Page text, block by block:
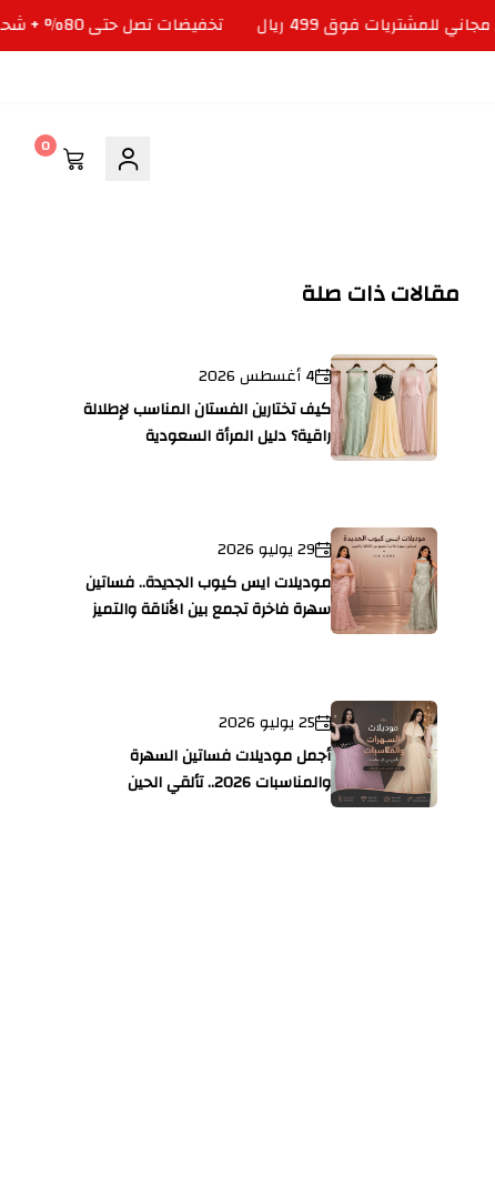
تخفيضات تصل حتى 80% + شحن مجاني للمشتريات فوق 499 ريال
0
مقالات ذات صلة
4 أغسطس 2026
كيف تختارين الفستان المناسب لإطلالة
راقية؟ دليل المرأة السعودية
29 يوليو 2026
موديلات ايس كيوب الجديدة.. فساتين
سهرة فاخرة تجمع بين الأناقة والتميز
25 يوليو 2026
أجمل موديلات فساتين السهرة
والمناسبات 2026.. تألقي الحين